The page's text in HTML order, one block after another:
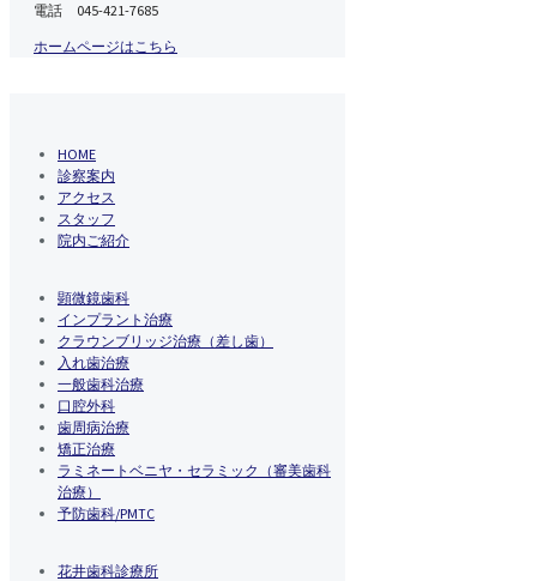
電話 045-421-7685
ホームページはこちら
HOME
診察案内
アクセス
スタッフ
院内ご紹介
顕微鏡歯科
インプラント治療
クラウンブリッジ治療（差し歯）
入れ歯治療
一般歯科治療
口腔外科
歯周病治療
矯正治療
ラミネートベニヤ・セラミック（審美歯科
治療）
予防歯科/PMTC
花井歯科診療所